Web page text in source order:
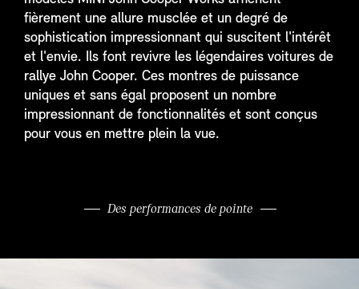
fièrement une allure musclée et un degré de
sophistication impressionnant qui suscitent l'intérêt
et l'envie. Ils font revivre les légendaires voitures de
rallye John Cooper. Ces montres de puissance
uniques et sans égal proposent un nombre
impressionnant de fonctionnalités et sont conçus
pour vous en mettre plein la vue.
Des performances de pointe